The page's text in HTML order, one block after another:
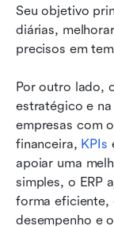
Seu objetivo
diárias,
precisos em
Por outro lado,
estratégico e na
empresas com
financeira, KPIs
apoiar uma
simples, o ERP
forma eficiente,
desempenho e